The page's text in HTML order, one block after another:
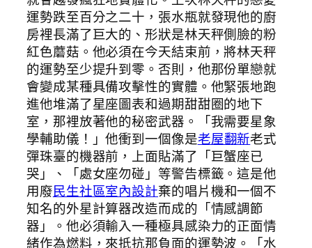
運勢跌至百分之二十，張水瓶就發現他的廚
房裡長滿了巨大的、形狀是林天秤側臉的粉
紅色蘑菇。他必須在今天結束前，將林天秤
的運勢至少提升到零。否則，他那份單戀就
會變成某種具備攻擊性的實體。他緊張地跑
進他堆滿了星座圖表和過期甜甜圈的地下
室，那裡放著他的秘密武器。「我需要星象
學輔助儀！」他衝到一個像是老屋翻新老式
彈珠臺的機器前，上面貼滿了「巨蟹座已
哭」、「處女座勿碰」等警告標籤。這是他
用廢民生社區室內設計棄的唱片機和一個不
知名的外星計算器改造而成的「情感調節
器」。他必須輸入一種極具感染力的正面情
緒作為燃料，來抵抗那負面的運勢波。「水